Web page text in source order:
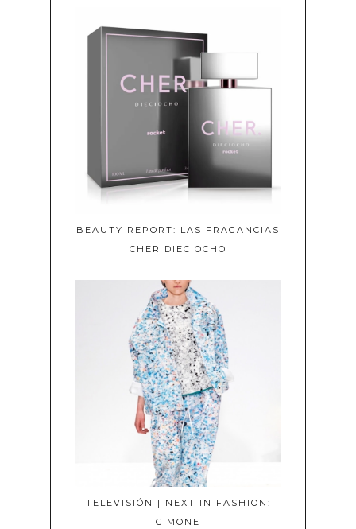
BEAUTY REPORT: LAS FRAGANCIAS
CHER DIECIOCHO
TELEVISIÓN | NEXT IN FASHION:
CIMONE